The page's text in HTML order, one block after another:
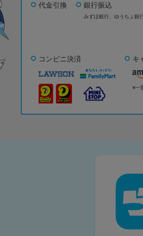
代金引換 銀行振込
みずほ銀行、 ゆうちょ銀
コンビニ決済 キ
※一